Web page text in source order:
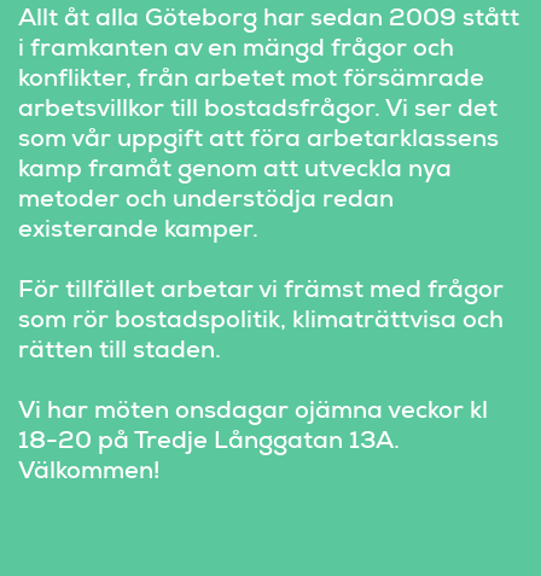
Allt åt alla Göteborg har sedan 2009 stått
i framkanten av en mängd frågor och
konflikter, från arbetet mot försämrade
arbetsvillkor till bostadsfrågor. Vi ser det
som vår uppgift att föra arbetarklassens
kamp framåt genom att utveckla nya
metoder och understödja redan
existerande kamper.
För tillfället arbetar vi främst med frågor
som rör bostadspolitik, klimaträttvisa och
rätten till staden.
Vi har möten onsdagar ojämna veckor kl
18-20 på Tredje Långgatan 13A.
Välkommen!